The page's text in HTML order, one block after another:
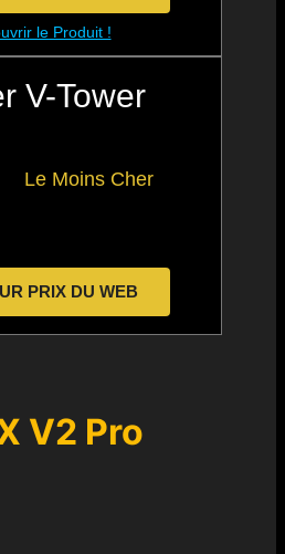
le Produit !
V-Tower
Le Moins Cher
PRIX DU WEB
V2 Pro